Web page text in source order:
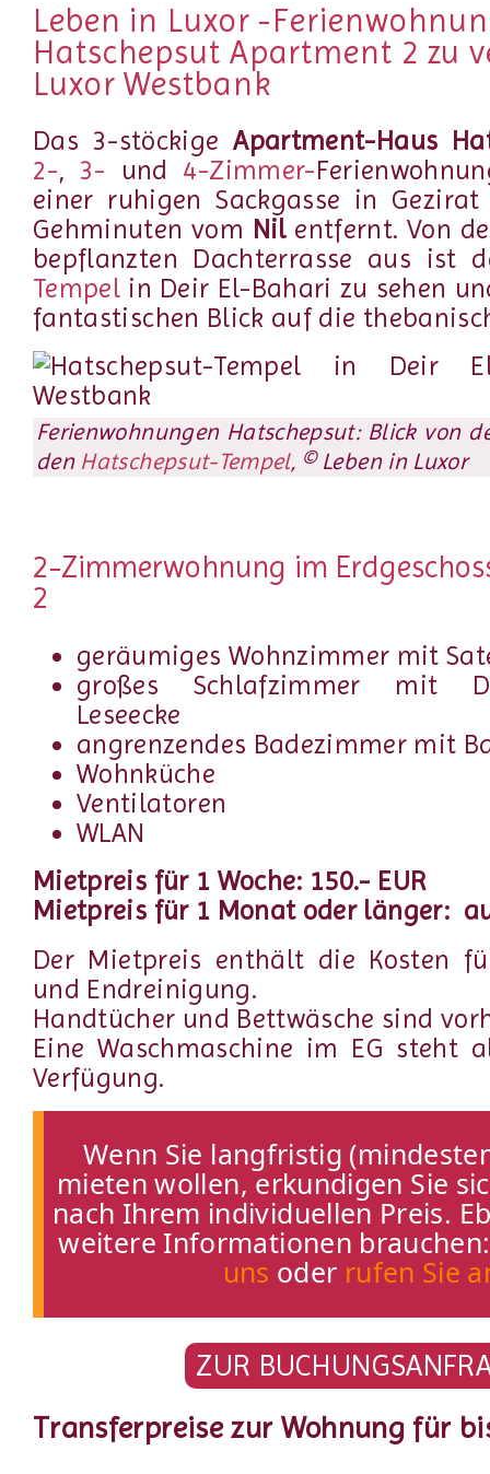
Leben in Luxor -
Hatschepsut Apartment 2 zu
Luxor Westbank
Das 3-stöckigeApartment-Haus
2-, 3- und 4-Zimmer-
einer ruhigen Sackgasse in
Gehminuten vom Nilentfernt. Von
bepflanzten Dachterrasse aus ist
Tempel in Deir El-Bahari zu sehen
fantastischen Blick auf die
Ferienwohnungen Hatschepsut: Blick von
den Hatschepsut-Tempel, © Leben in Luxor
2-Zimmerwohnung im
2
geräumiges Wohnzimmer mit
großes Schlafzimmer mit
Leseecke
angrenzendes Badezimmer mit
Wohnküche
Ventilatoren
WLAN
Mietpreis für 1 Woche: 150.- EUR
Mietpreis für 1 Monat oder länger:
Der Mietpreis enthält die Kosten
und Endreinigung.
Handtücher und Bettwäsche sind
Eine Waschmaschine im EG steht
Verfügung.
Wenn Sie langfristig
mieten wollen, erkundigen Sie
nach Ihrem individuellen Preis.
weitere Informationen
uns oder rufen Sie
ZUR
Transferpreise zur Wohnung für